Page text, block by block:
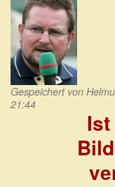
Gespeichert von
21:44